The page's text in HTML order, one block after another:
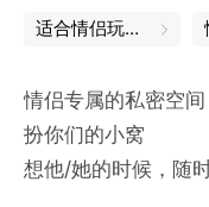
· 内置对讲机，锁屏
• 无限容量的情侣
【你们一起养一只小
不止是养宠物，它会
适合情侣玩的网游
情侣专属的私密空
扮你们的小窝
想他/她的时候，随